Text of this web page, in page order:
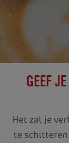
GEEF
Het zal je
te schitteren